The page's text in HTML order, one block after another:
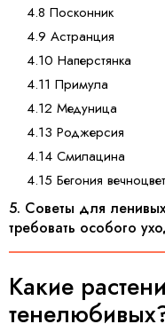
4.8 Посконник
4.9 Астранция
4.10 Наперстянка
4.11 Примула
4.12 Медуница
4.13 Роджерсия
4.14 Смилацина
4.15 Бегония
5. Советы для
требовать особого
Какие